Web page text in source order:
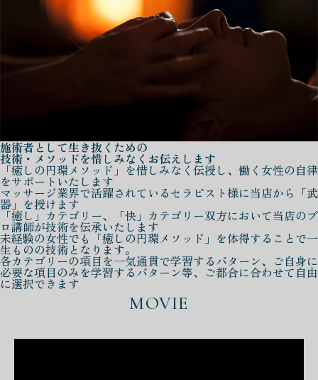
施術者として生き抜くための
技術・メソッドを惜しみなくお伝えします
「癒しの円環メソッド」を惜しみなく伝授し、働く女性の自律
をサポートいたします
マッサージ業界で活躍されているセラピスト様に当店から「武
器」を授けます
「癒し」カテゴリー、「快」カテゴリー双方において当店のプ
ロ講師が技術を伝承いたします
未経験の女性でも「癒しの円環メソッド」を体得することで一
生ものの技術となります。
各カテゴリーの項目を一気通貫で学習するパターン、ご自身に
必要な項目のみを学習するパターン等、ご都合に合わせて自由
に選択できます
MOVIE